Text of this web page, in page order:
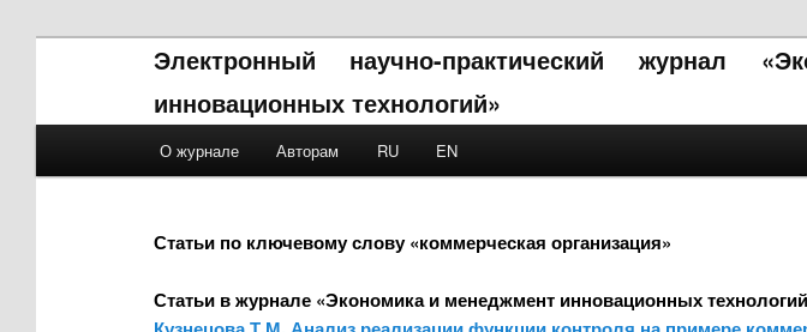
Электронный научно-практический журнал
инновационных технологий»
Skip to primary content
Skip to secondary content
О журнале Авторам RU EN
Статьи по ключевому слову «коммерческая организация»
Статьи в журнале «Экономика и менеджмент инновационных